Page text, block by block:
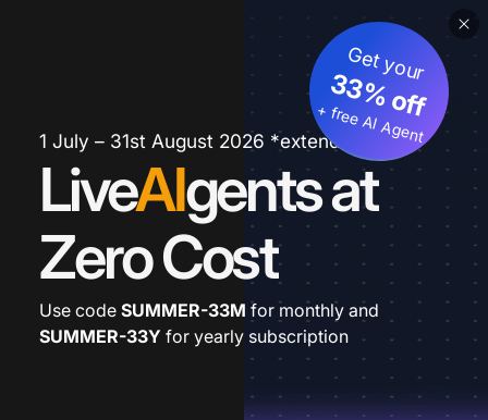
1 July – 31st August 2026 *extended
LiveAIgents at
Zero Cost
Get your
33% off
+ free AI Agent
Use code SUMMER-33M for monthly and
SUMMER-33Y for yearly subscription